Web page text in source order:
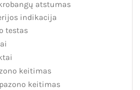
atstumas
indikacija
testas
keitimas
keitimas